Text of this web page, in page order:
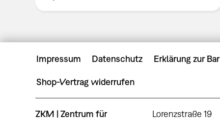
Impressum Datenschutz Erklärung zur
Shop-Vertrag widerrufen
ZKM | Zentrum für
Lorenzstraße 19